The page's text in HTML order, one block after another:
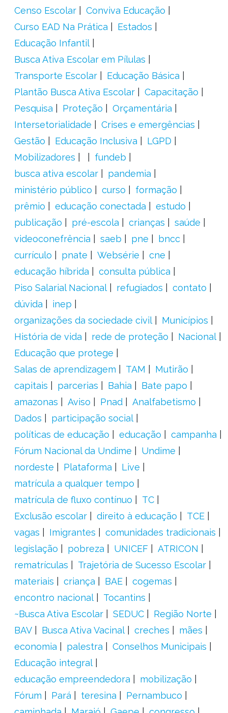
Censo Escolar
Conviva Educação
Curso EAD Na Prática
Estados
Educação Infantil
Busca Ativa Escolar em Pílulas
Transporte Escolar
Educação Básica
Plantão Busca Ativa Escolar
Capacitação
Pesquisa
Proteção
Orçamentária
Intersetorialidade
Crises e emergências
Gestão
Educação Inclusiva
LGPD
Mobilizadores
fundeb
busca ativa escolar
pandemia
ministério público
curso
formação
prêmio
educação conectada
estudo
publicação
pré-escola crianças
saúde
videoconefrência
saeb pne
bncc
currículo
pnate Websérie
cne
educação híbrida
consulta pública
Piso Salarial Nacional
refugiados
contato
dúvida
inep
organizações da sociedade civil
Municípios
História de vida
rede de proteção
Nacional
Educação que protege
Salas de aprendizagem
TAM
Mutirão
capitais
parcerias Bahia
Bate papo
amazonas
Aviso Pnad
Analfabetismo
Dados
participação social
políticas de educação
educação
campanha
Fórum Nacional da Undime
Undime
nordeste
Plataforma
Live
matrícula a qualquer tempo
matrícula de fluxo contínuo
TC
Exclusão escolar
direito à educação
TCE
vagas
Imigrantes
comunidades tradicionais
legislação
pobreza UNICEF
ATRICON
rematrículas
Trajetória de Sucesso Escolar
materiais
criança BAE
cogemas
encontro nacional
Tocantins
~Busca Ativa Escolar
SEDUC
Região Norte
BAV
Busca Ativa Vacinal creches
mães
economia
palestra
Conselhos Municipais
Educação integral
educação empreendedora
mobilização
Fórum
Pará teresina
Pernambuco